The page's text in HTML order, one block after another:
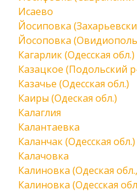
Исаево
Йосиповка
Йосоповка
Кагарлик (Одесская обл.)
Казацкое (Подольский
Казачье (Одесская обл.)
Каиры (Одеская обл.)
Калаглия
Калантаевка
Каланчак (Одесская обл.)
Калачовка
Калиновка (Одеская
Калиновка (Одесская